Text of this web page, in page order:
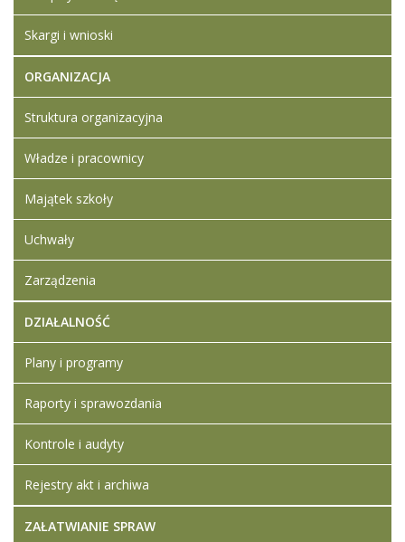
Kwestionariusz
osobowy
Szczegółowe
informacje
Artykuł został
zmieniony.
09 czerwiec
Artykuł został
zmieniony.
Skargi i wnioski
ORGANIZACJA
Struktura organizacyjna
Władze i pracownicy
Majątek szkoły
Uchwały
Zarządzenia
DZIAŁALNOŚĆ
Plany i programy
Raporty i sprawozdania
Kontrole i audyty
Rejestry akt i archiwa
ZAŁATWIANIE SPRAW